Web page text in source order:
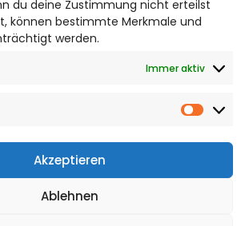
du deine Zustimmung nicht erteilst
können bestimmte Merkmale und
werden.
Immer aktiv
Akzeptieren
Ablehnen
FÜR
BEI FACEBOOK